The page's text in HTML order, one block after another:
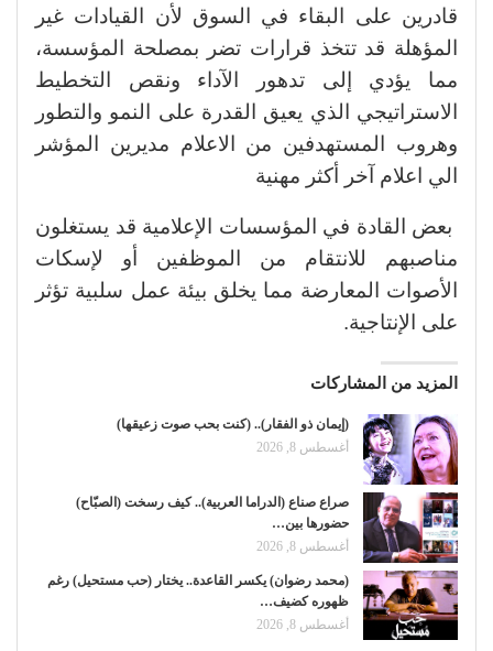
قادرين على البقاء في السوق لأن القيادات غير
المؤهلة قد تتخذ قرارات تضر بمصلحة المؤسسة،
مما يؤدي إلى تدهور الآداء ونقص التخطيط
الاستراتيجي الذي يعيق القدرة على النمو والتطور
وهروب المستهدفين من الاعلام مديرين المؤشر
الي اعلام آخر أكثر مهنية
بعض القادة في المؤسسات الإعلامية قد يستغلون
مناصبهم للانتقام من الموظفين أو لإسكات
الأصوات المعارضة مما يخلق بيئة عمل سلبية تؤثر
على الإنتاجية.
المزيد من المشاركات
(إيمان ذو الفقار).. (كنت بحب صوت زعيقها)
أغسطس 8, 2026
صراع صناع (الدراما العربية).. كيف رسخت (الصبّاح)
حضورها بين…
أغسطس 8, 2026
(محمد رضوان) يكسر القاعدة.. يختار (حب مستحيل) رغم
ظهوره كضيف…
أغسطس 8, 2026